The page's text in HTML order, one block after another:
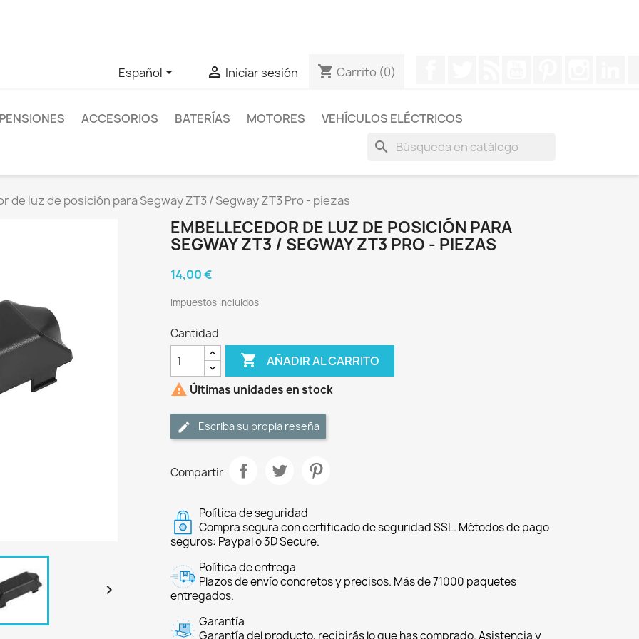
Español  Iniciar sesión shopping_cart Carrito (0)
ACCESORIOS BATERÍAS MOTORES VEHÍCULOS ELÉCTRICOS
search
de luz de posición para Segway ZT3 / Segway ZT3 Pro - piezas

EMBELLECEDOR DE LUZ DE POSICIÓN PARA
SEGWAY ZT3 / SEGWAY ZT3 PRO - PIEZAS
14,00 €
Impuestos incluidos
Cantidad
 AÑADIR AL CARRITO
 Últimas unidades en stock
Escriba su propia reseña
Compartir
Política de seguridad
Compra segura con certificado de seguridad SSL. Métodos de pago
seguros: Paypal o 3D Secure.
Política de entrega
Plazos de envío concretos y precisos. Más de 71000 paquetes
entregados.
Garantía
Garantía del producto, recibirás lo que has comprado. Asistencia y